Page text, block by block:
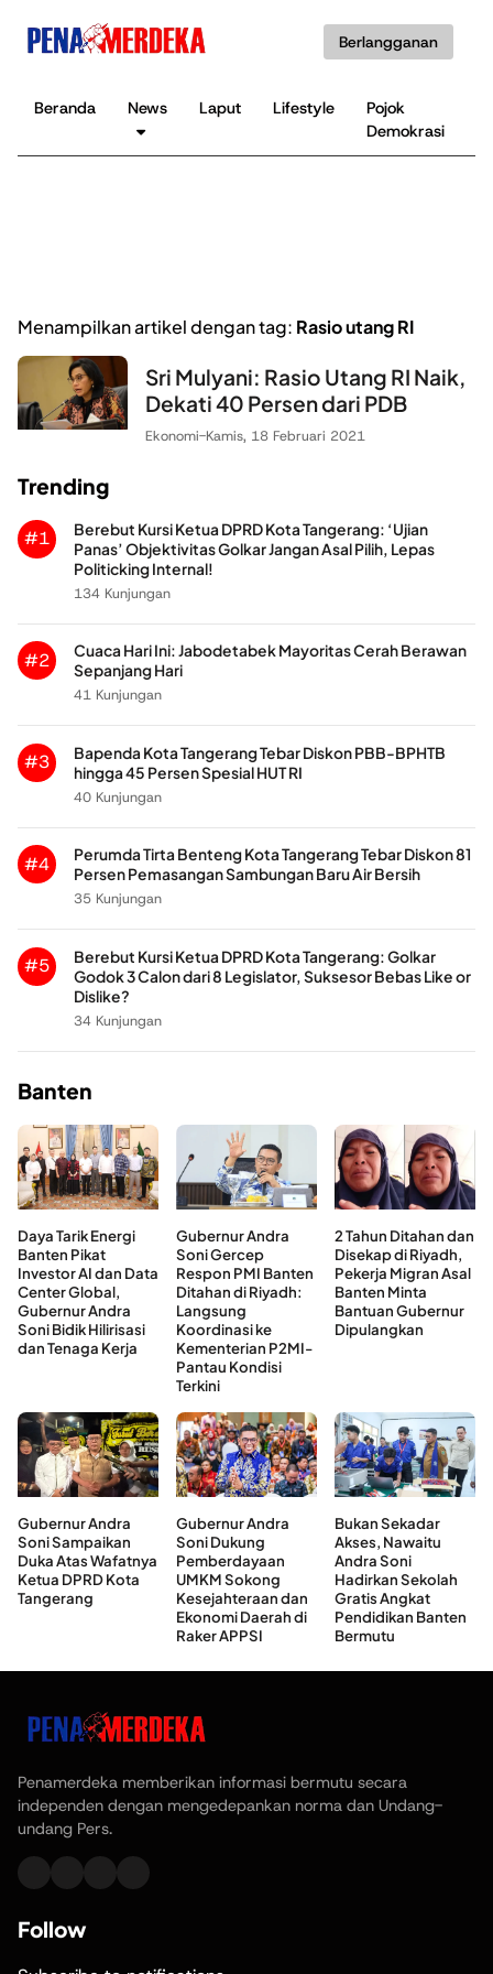
Berlangganan
Beranda News Laput Lifestyle
Pojok
Demokrasi
Menampilkan artikel dengan tag: Rasio utang RI
Sri Mulyani: Rasio Utang RI Naik,
Dekati 40 Persen dari PDB
Ekonomi-Kamis, 18 Februari 2021
Trending
#1
Berebut Kursi Ketua DPRD Kota Tangerang: ‘Ujian
Panas’ Objektivitas Golkar Jangan Asal Pilih, Lepas
Politicking Internal!
134 Kunjungan
#2
Cuaca Hari Ini: Jabodetabek Mayoritas Cerah Berawan
Sepanjang Hari
41 Kunjungan
#3
Bapenda Kota Tangerang Tebar Diskon PBB-BPHTB
hingga 45 Persen Spesial HUT RI
40 Kunjungan
#4
Perumda Tirta Benteng Kota Tangerang Tebar Diskon 81
Persen Pemasangan Sambungan Baru Air Bersih
35 Kunjungan
#5
Berebut Kursi Ketua DPRD Kota Tangerang: Golkar
Godok 3 Calon dari 8 Legislator, Suksesor Bebas Like or
Dislike?
34 Kunjungan
Banten
Daya Tarik Energi
Banten Pikat
Investor AI dan Data
Center Global,
Gubernur Andra
Soni Bidik Hilirisasi
dan Tenaga Kerja
Gubernur Andra
Soni Gercep
Respon PMI Banten
Ditahan di Riyadh:
Langsung
Koordinasi ke
Kementerian P2MI-
Pantau Kondisi
Terkini
2 Tahun Ditahan dan
Disekap di Riyadh,
Pekerja Migran Asal
Banten Minta
Bantuan Gubernur
Dipulangkan
Gubernur Andra
Soni Sampaikan
Duka Atas Wafatnya
Ketua DPRD Kota
Tangerang
Gubernur Andra
Soni Dukung
Pemberdayaan
UMKM Sokong
Kesejahteraan dan
Ekonomi Daerah di
Raker APPSI
Bukan Sekadar
Akses, Nawaitu
Andra Soni
Hadirkan Sekolah
Gratis Angkat
Pendidikan Banten
Bermutu
Penamerdeka memberikan informasi bermutu secara
independen dengan mengedepankan norma dan Undang-
undang Pers.
Follow